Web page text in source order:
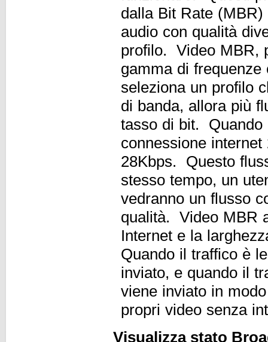
dalla Bit Rate
audio con qualità
profilo. Video MBR,
gamma di
seleziona un profilo
di banda, allora più
tasso di bit. Quando
connessione
28Kbps. Questo
stesso tempo, un
vedranno un flusso
qualità. Video MBR
Internet e la
Quando il traffico è
inviato, e quando il
viene inviato in
propri video senza
Visualizza stato